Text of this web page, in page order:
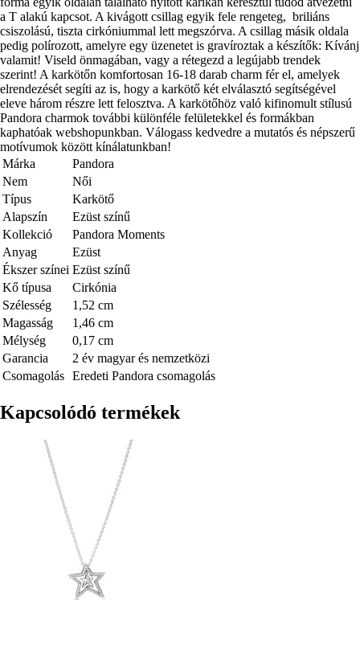
a T alakú kapcsot. A kivágott csillag egyik fele rengeteg, briliáns
csiszolású, tiszta cirkóniummal lett megszórva. A csillag másik oldala
pedig polírozott, amelyre egy üzenetet is gravíroztak a készítők: Kívánj
valamit! Viseld önmagában, vagy a rétegezd a legújabb trendek
szerint! A karkötőn komfortosan 16-18 darab charm fér el, amelyek
elrendezését segíti az is, hogy a karkötő két elválasztó segítségével
eleve három részre lett felosztva. A karkötőhöz való kifinomult stílusú
Pandora charmok további különféle felületekkel és formákban
kaphatóak webshopunkban. Válogass kedvedre a mutatós és népszerű
motívumok között kínálatunkban!
Márka
Pandora
Nem
Női
Típus
Karkötő
Alapszín
Ezüst színű
Kollekció
Pandora Moments
Anyag
Ezüst
Ékszer színei Ezüst színű
Kő típusa
Cirkónia
Szélesség
1,52 cm
Magasság
1,46 cm
Mélység
0,17 cm
Garancia
2 év magyar és nemzetközi
Csomagolás Eredeti Pandora csomagolás
Kapcsolódó termékek